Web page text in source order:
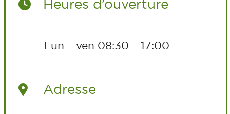
Heures d’ouverture
Lun – ven 08:30 – 17:00
Adresse